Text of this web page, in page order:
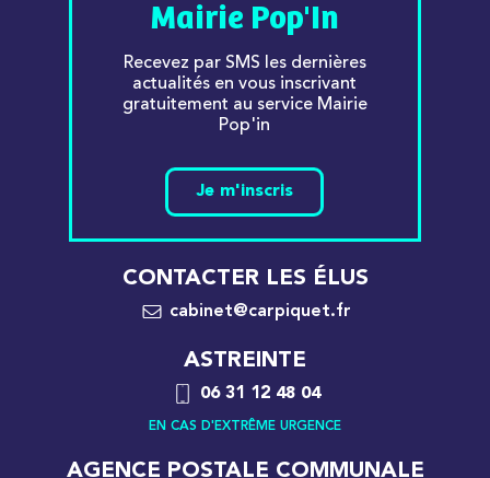
Mairie Pop'In
Recevez par SMS les dernières
actualités en vous inscrivant
gratuitement au service Mairie
Pop'in
Je m'inscris
CONTACTER LES ÉLUS
cabinet@carpiquet.fr
ASTREINTE
06 31 12 48 04
EN CAS D'EXTRÊME URGENCE
AGENCE POSTALE COMMUNALE